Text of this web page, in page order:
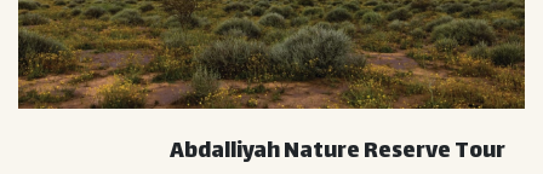
Abdalliyah Nature Reserve Tour